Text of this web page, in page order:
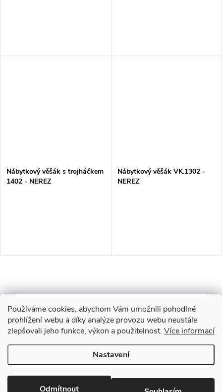
Používáme cookies, abychom Vám umožnili pohodlné
prohlížení webu a díky analýze provozu webu neustále
zlepšovali jeho funkce, výkon a použitelnost. Více informací
Nastavení
Odmítnout
Nábytkový věšák s trojháčkem
1402 - NEREZ
Nábytkový věšák VK.1302 -
NEREZ
O
v
l
á
d
a
Z
á
Drevobis Horoměřice. Všechna práva vyhrazena.
nastavení cookies